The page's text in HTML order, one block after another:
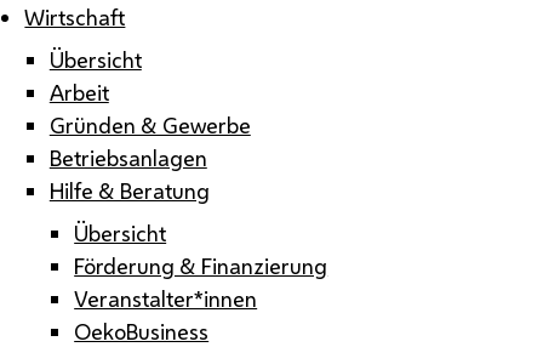
Wirtschaft
Übersicht
Arbeit
Gründen & Gewerbe
Betriebsanlagen
Hilfe & Beratung
Übersicht
Förderung & Finanzierung
Veranstalter*innen
OekoBusiness